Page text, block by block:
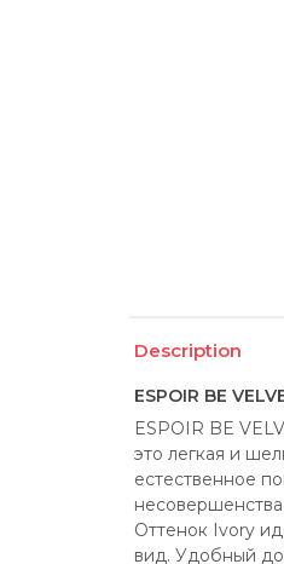
Description
ESPOIR BE
ESPOIR BE
это легкая и
естественное
Оттенок Ivory
вид. Удобный